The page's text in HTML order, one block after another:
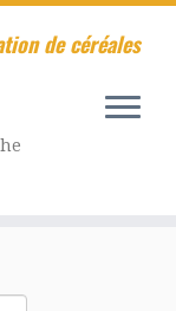
de céréales